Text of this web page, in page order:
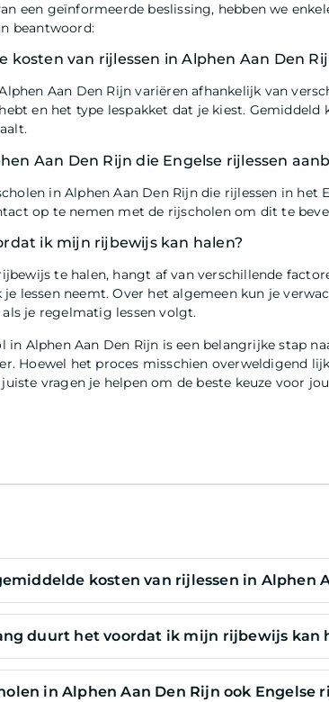
een geïnformeerde beslissing, hebben we
beantwoord:
kosten van rijlessen in Alphen Aan Den
Aan Den Rijn variëren afhankelijk van
en het type lespakket dat je kiest. Gemiddeld
Aan Den Rijn die Engelse rijlessen
in Alphen Aan Den Rijn die rijlessen in het
op te nemen met de rijscholen om dit te
ik mijn rijbewijs kan halen?
te halen, hangt af van verschillende
je lessen neemt. Over het algemeen kun je
je regelmatig lessen volgt.
in Alphen Aan Den Rijn is een belangrijke stap
Hoewel het proces misschien overweldigend
vragen je helpen om de beste keuze voor
kosten van rijlessen in Alphen
duurt het voordat ik mijn rijbewijs kan
in Alphen Aan Den Rijn ook Engelse